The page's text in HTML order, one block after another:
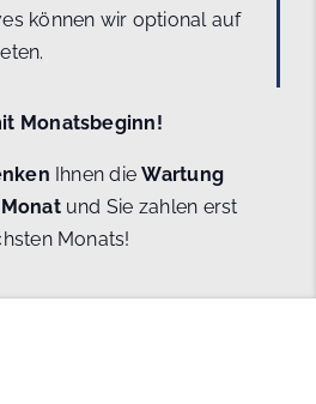
können wir optional auf
Monatsbeginn!
Ihnen dieWartung
und Sie zahlen erst
Monats!